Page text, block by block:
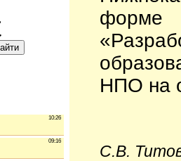
НПО на
С.В.